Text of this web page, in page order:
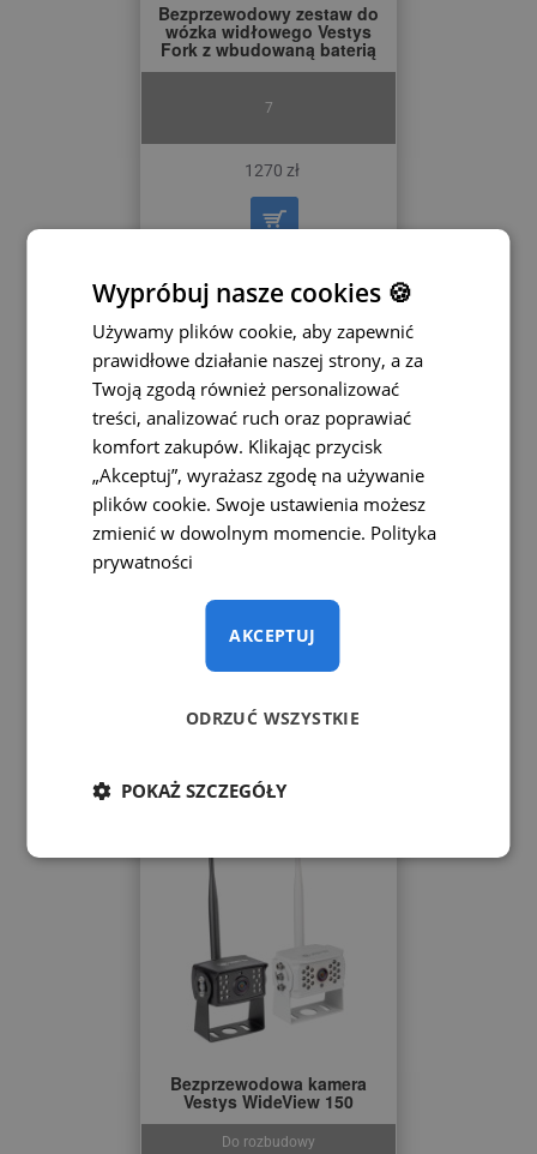
7
Bezprzewodowy zestaw do
wózka widłowego Vestys
Fork z wbudowaną baterią
1270 zł
Monitor 7
Bezprzewodowy zestaw do
wózka widłowego Vestys
1080 zł
Do rozbudowy
Bezprzewodowa kamera
Vestys WideView 150
Wypróbuj nasze cookies 🍪
Używamy plików cookie, aby zapewnić
prawidłowe działanie naszej strony, a za
Twoją zgodą również personalizować
treści, analizować ruch oraz poprawiać
komfort zakupów. Klikając przycisk
„Akceptuj”, wyrażasz zgodę na używanie
plików cookie. Swoje ustawienia możesz
zmienić w dowolnym momencie. Polityka
prywatności
AKCEPTUJ
ODRZUĆ WSZYSTKIE
POKAŻ SZCZEGÓŁY